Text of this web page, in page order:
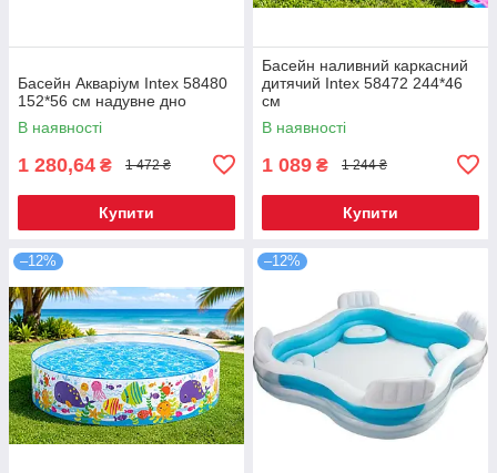
Басейн Акваріум Intex 58480
152*56 см надувне дно
В наявності
1 280,64 ₴ 1 472 ₴
Купити
Басейн наливний каркасний
дитячий Intex 58472 244*46
см
В наявності
1 089 ₴ 1 244 ₴
Купити
–12% –12%